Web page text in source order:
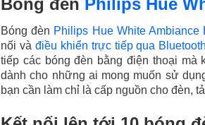
Bóng đèn Philips Hue White Ambiance
nối và điều khiển trực tiếp qua Bluetooth
tiếp các bóng đèn bằng điện thoại
dành cho những ai mong muốn sử
bạn cần làm chỉ là cấp nguồn cho đèn,